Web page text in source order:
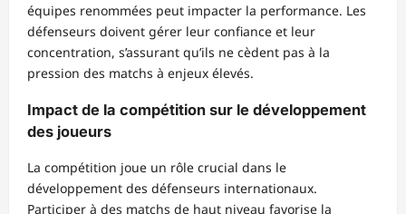
équipes renommées peut impacter la performance. Les
défenseurs doivent gérer leur confiance et leur
concentration, s’assurant qu’ils ne cèdent pas à la
pression des matchs à enjeux élevés.
Impact de la compétition sur le développement
des joueurs
La compétition joue un rôle crucial dans le
développement des défenseurs internationaux.
Participer à des matchs de haut niveau favorise la